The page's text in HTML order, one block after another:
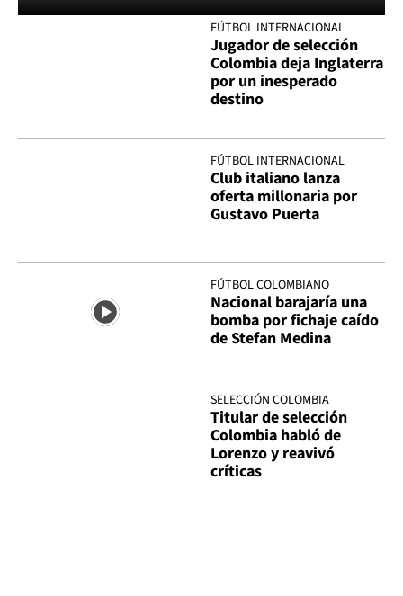
FÚTBOL INTERNACIONAL
Jugador de selección
Colombia deja Inglaterra
por un inesperado
destino
FÚTBOL INTERNACIONAL
Club italiano lanza
oferta millonaria por
Gustavo Puerta
FÚTBOL COLOMBIANO
Nacional barajaría una
bomba por fichaje caído
de Stefan Medina
SELECCIÓN COLOMBIA
Titular de selección
Colombia habló de
Lorenzo y reavivó
críticas